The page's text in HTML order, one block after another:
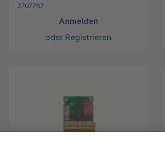
mA
3707787
Anmelden
oder Registrieren